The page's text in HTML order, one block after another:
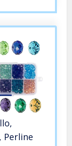
Perline